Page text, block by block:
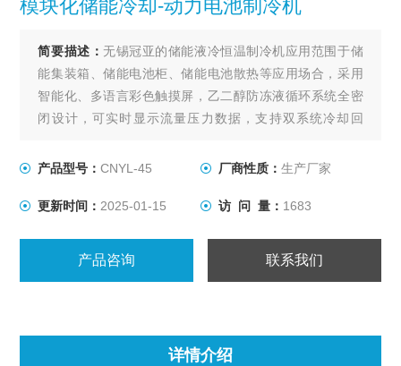
模块化储能冷却-动力电池制冷机
简要描述：无锡冠亚的储能液冷恒温制冷机应用范围于储
能集装箱、储能电池柜、储能电池散热等应用场合，采用
智能化、多语言彩色触摸屏，乙二醇防冻液循环系统全密
闭设计，可实时显示流量压力数据，支持双系统冷却回
产品型号：CNYL-45 厂商性质： 生产厂家
更新时间： 2025-01-15 访 问 量： 1683
产品咨询 联系我们
详情介绍